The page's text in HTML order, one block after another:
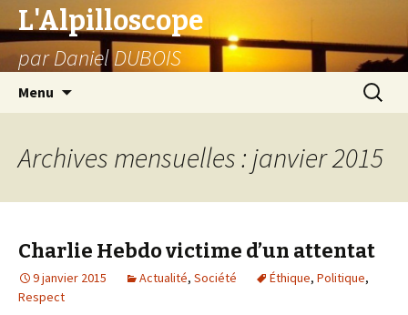
L'Alpilloscope
par Daniel DUBOIS
Menu
Archives mensuelles : janvier 2015
Charlie Hebdo victime d’un attentat
9 janvier 2015 Actualité, Société Éthique, Politique,
Respect